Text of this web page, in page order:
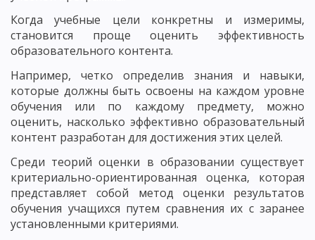
Когда учебные цели конкретны и измеримы,
становится проще оценить эффективность
образовательного контента.
Например, четко определив знания и навыки,
которые должны быть освоены на каждом уровне
обучения или по каждому предмету, можно
оценить, насколько эффективно образовательный
контент разработан для достижения этих целей.
Среди теорий оценки в образовании существует
критериально-ориентированная оценка, которая
представляет собой метод оценки результатов
обучения учащихся путем сравнения их с заранее
установленными критериями.